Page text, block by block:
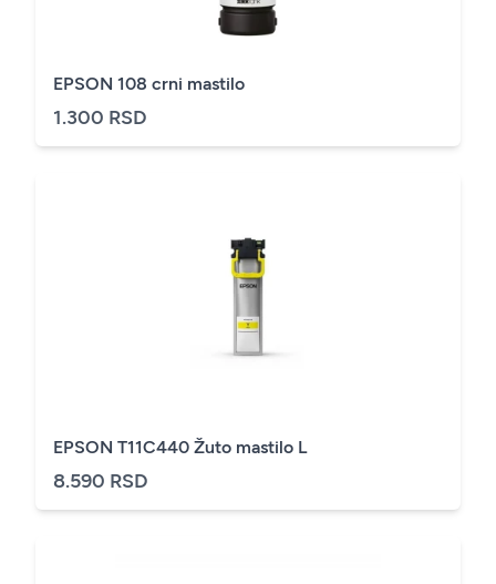
EPSON 108 crni mastilo
1.300 RSD
EPSON T11C440 Žuto mastilo L
8.590 RSD